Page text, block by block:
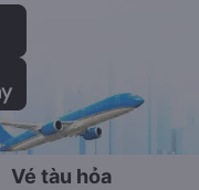
Vé tàu hỏa